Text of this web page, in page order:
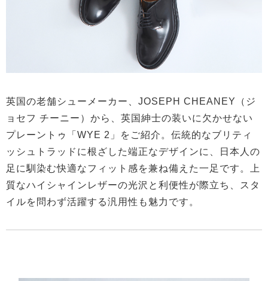
英国の老舗シューメーカー、JOSEPH CHEANEY（ジ
ョセフ チーニー）から、英国紳士の装いに欠かせない
プレーントゥ「WYE 2」をご紹介。伝統的なブリティ
ッシュトラッドに根ざした端正なデザインに、日本人の
足に馴染む快適なフィット感を兼ね備えた一足です。上
質なハイシャインレザーの光沢と利便性が際立ち、スタ
イルを問わず活躍する汎用性も魅力です。